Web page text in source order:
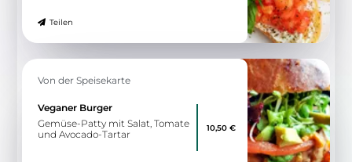
Teilen
Von der Speisekarte
Veganer Burger
Gemüse-Patty mit Salat, Tomate
und Avocado-Tartar
10,50 €